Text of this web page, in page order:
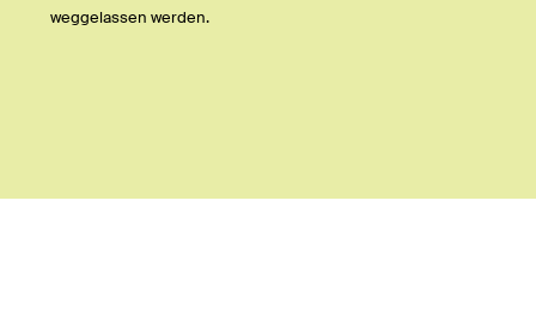
weggelassen werden.